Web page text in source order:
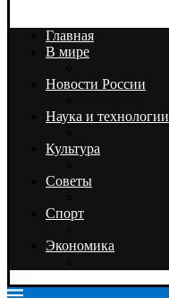
Главная
В мире
Новости России
Наука и технологии
Культура
Советы
Спорт
Экономика